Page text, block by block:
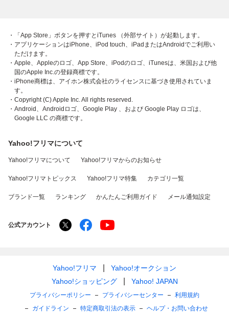
・「App Store」ボタンを押すとiTunes （外部サイト）が起動します。
・アプリケーションはiPhone、iPod touch、iPadまたはAndroidでご利用い
ただけます。
・Apple、Appleのロゴ、App Store、iPodのロゴ、iTunesは、米国および他
国のApple Inc.の登録商標です。
・iPhone商標は、アイホン株式会社のライセンスに基づき使用されていま
す。
・Copyright (C) Apple Inc. All rights reserved.
・Android、Androidロゴ、Google Play 、および Google Play ロゴは、
Google LLC の商標です。
Yahoo!フリマについて
Yahoo!フリマについて Yahoo!フリマからのお知らせ
Yahoo!フリマトピックス Yahoo!フリマ特集 カテゴリ一覧
ブランド一覧 ランキング かんたんご利用ガイド メール通知設定
公式アカウント
Yahoo!フリマ
Yahoo!オークション
Yahoo!ショッピング
Yahoo! JAPAN
プライバシーポリシー プライバシーセンター
利用規約
ガイドライン
特定商取引法の表示 ヘルプ・お問い合わせ